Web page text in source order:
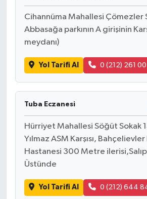
Cihannüma Mahallesi Çömezler
Abbasağa parkının A girişinin
meydanı)
Yol Tarifi Al 0 (212) 261
Tuba Eczanesi
Hürriyet Mahallesi Söğüt Sokak
Yılmaz ASM Karşısı,
Hastanesi 300 Metre
Üstünde
Yol Tarifi Al 0 (212) 644